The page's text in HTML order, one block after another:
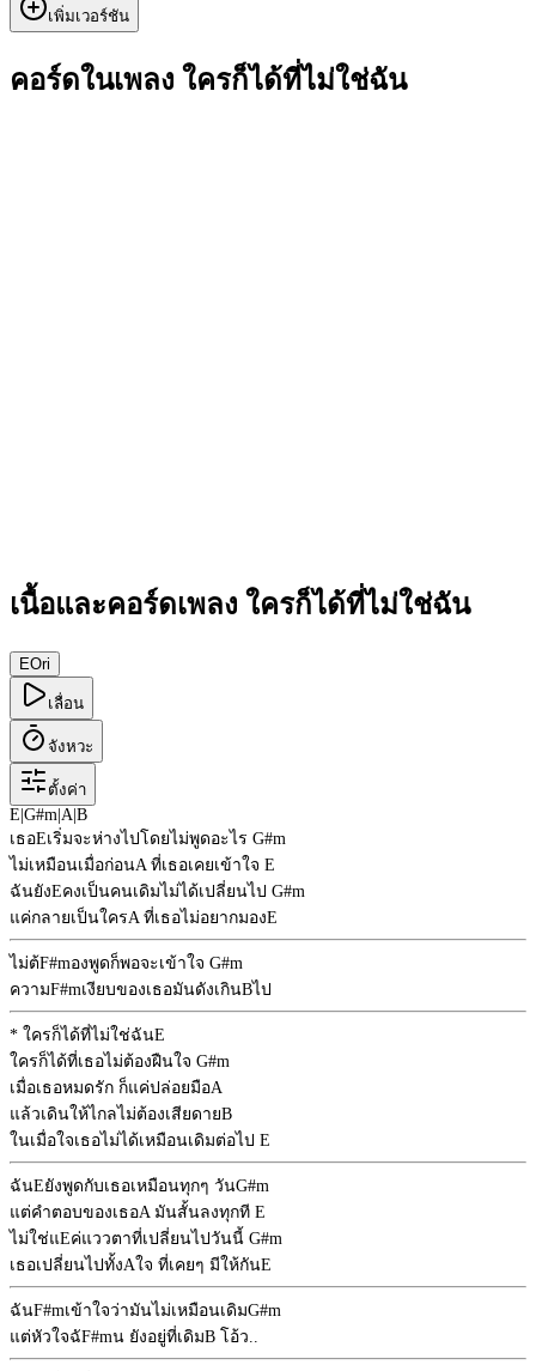
เพิ่มเวอร์ชัน
คอร์ดในเพลง ใครก็ได้ที่ไม่ใช่ฉัน
เนื้อและคอร์ดเพลง ใครก็ได้ที่ไม่ใช่ฉัน
EOri
เลื่อน
จังหวะ
ตั้งค่า
E G#m A B
เธอEเริ่มจะห่างไปโดยไม่พูดอะไร G#m
ไม่เหมือนเมื่อก่อนAที่เธอเคยเข้าใจ E
ฉันยังEคงเป็นคนเดิมไม่ได้เปลี่ยนไป G#m
แค่กลายเป็นใครAที่เธอไม่อยากมองE
ไม่ต้F#mองพูดก็พอจะเข้าใจ G#m
ความF#mเงียบของเธอมันดังเกินBไป
* ใครก็ได้ที่ไม่ใช่ฉันE
ใครก็ได้ที่เธอไม่ต้องฝืนใจ G#m
เมื่อเธอหมดรัก ก็แค่ปล่อยมือA
แล้วเดินให้ไกลไม่ต้องเสียดายB
ในเมื่อใจเธอไม่ได้เหมือนเดิมต่อไป E
ฉันEยังพูดกับเธอเหมือนทุกๆ วันG#m
แต่คำตอบของเธอAมันสั้นลงทุกที E
ไม่ใช่แEค่แววตาที่เปลี่ยนไปวันนี้ G#m
เธอเปลี่ยนไปทั้งAใจ ที่เคยๆ มีให้กันE
ฉันF#mเข้าใจว่ามันไม่เหมือนเดิมG#m
แต่หัวใจฉัF#mน ยังอยู่ที่เดิมB โอ้ว..